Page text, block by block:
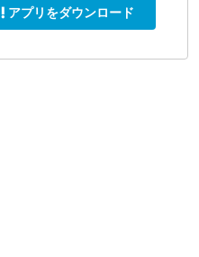
アプリをダウンロード